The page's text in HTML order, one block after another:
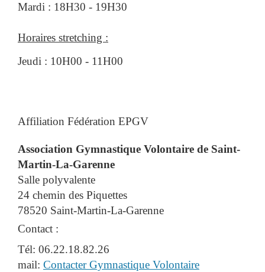
Mardi : 18H30 - 19H30
Horaires stretching :
Jeudi : 10H00 - 11H00
Affiliation Fédération EPGV
Association Gymnastique Volontaire de Saint-
Martin-La-Garenne
Salle polyvalente
24 chemin des Piquettes
78520 Saint-Martin-La-Garenne
Contact :
Tél: 06.22.18.82.26
mail: Contacter Gymnastique Volontaire